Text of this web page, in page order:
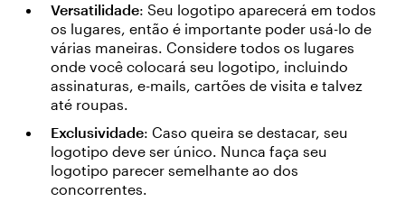
Versatilidade: Seu logotipo aparecerá em todos
os lugares, então é importante poder usá-lo de
várias maneiras. Considere todos os lugares
onde você colocará seu logotipo, incluindo
assinaturas, e-mails, cartões de visita e talvez
até roupas.
Exclusividade: Caso queira se destacar, seu
logotipo deve ser único. Nunca faça seu
logotipo parecer semelhante ao dos
concorrentes.